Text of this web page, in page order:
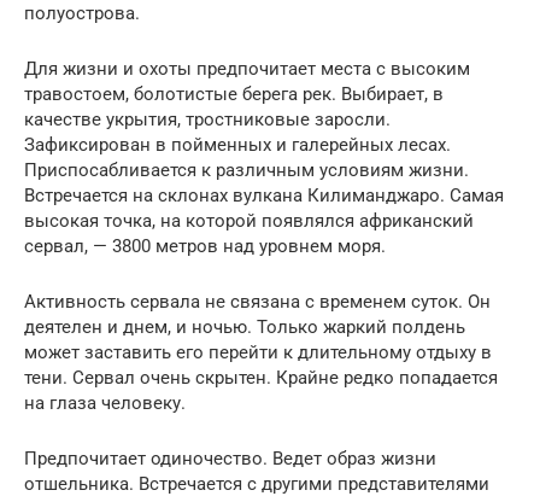
полуострова.
Для жизни и охоты предпочитает места с высоким
травостоем, болотистые берега рек. Выбирает, в
качестве укрытия, тростниковые заросли.
Зафиксирован в пойменных и галерейных лесах.
Приспосабливается к различным условиям жизни.
Встречается на склонах вулкана Килиманджаро. Самая
высокая точка, на которой появлялся африканский
сервал, — 3800 метров над уровнем моря.
Активность сервала не связана с временем суток. Он
деятелен и днем, и ночью. Только жаркий полдень
может заставить его перейти к длительному отдыху в
тени. Сервал очень скрытен. Крайне редко попадается
на глаза человеку.
Предпочитает одиночество. Ведет образ жизни
отшельника. Встречается с другими представителями